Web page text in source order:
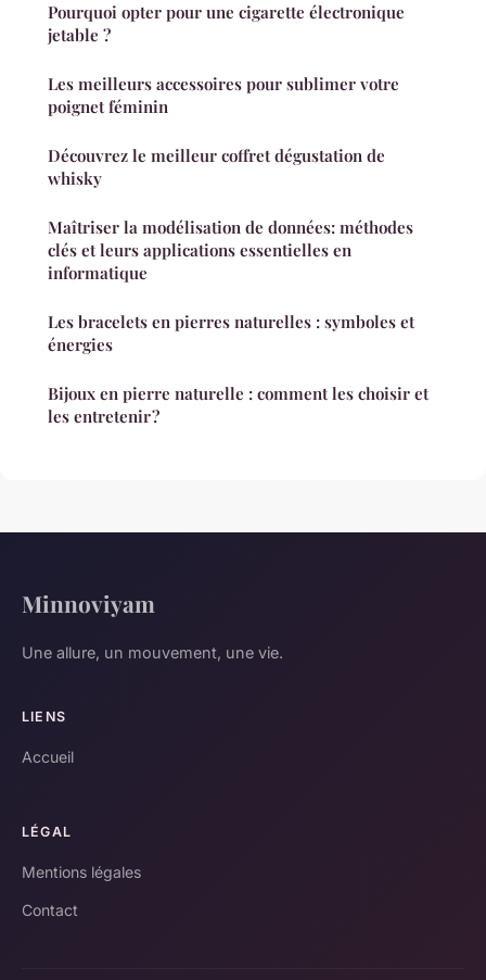
Pourquoi opter pour une cigarette électronique
jetable ?
Les meilleurs accessoires pour sublimer votre
poignet féminin
Découvrez le meilleur coffret dégustation de
whisky
Maîtriser la modélisation de données: méthodes
clés et leurs applications essentielles en
informatique
Les bracelets en pierres naturelles : symboles et
énergies
Bijoux en pierre naturelle : comment les choisir et
les entretenir ?
Minnoviyam
Une allure, un mouvement, une vie.
LIENS
Accueil
LÉGAL
Mentions légales
Contact